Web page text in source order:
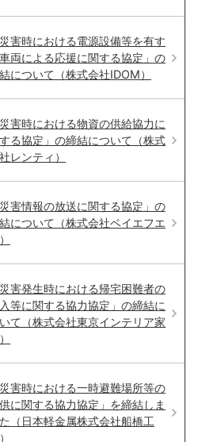
災害時における電源設備等を有す
両による応援に関する協定」の
について（株式会社IDOM）
災害時における物資の供給協力に
る協定」の締結について（株式
レンティ）
災害情報の放送に関する協定」の
について（株式会社ベイエフエ
災害発生時における帰宅困難者の
等に関する協力協定」の締結に
て（株式会社東京インテリア家
災害時における一時避難場所等の
に関する協力協定」を締結しま
（日本軽金属株式会社船橋工